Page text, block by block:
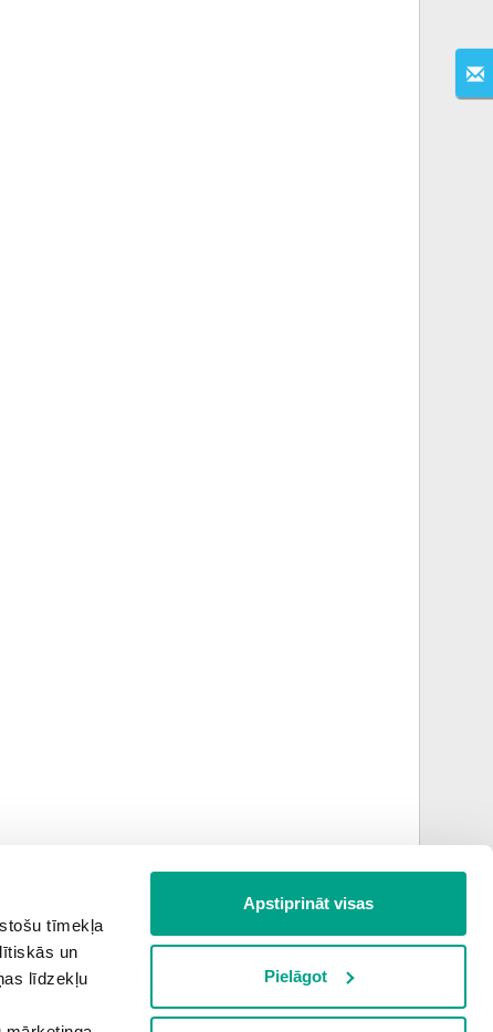
tīmekļa
un
līdzekļu
Apstiprināt visas
Pielāgot